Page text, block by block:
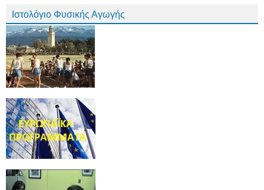
Ιστολόγιο Φυσικής Αγωγής